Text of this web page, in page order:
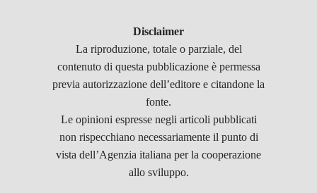
Disclaimer
La riproduzione, totale o parziale, del
contenuto di questa pubblicazione è permessa
previa autorizzazione dell’editore e citandone la
fonte.
Le opinioni espresse negli articoli pubblicati
non rispecchiano necessariamente il punto di
vista dell’Agenzia italiana per la cooperazione
allo sviluppo.